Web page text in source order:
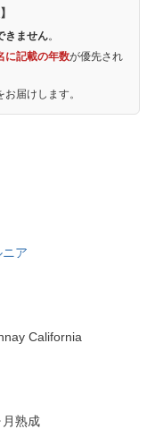
きません。
に記載の年数が優先され
お届けします。
ア
California
熟成